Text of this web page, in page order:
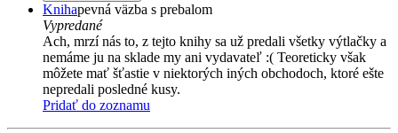
Knihapevná väzba s prebalom
Vypredané
Ach, mrzí nás to, z tejto knihy sa už predali všetky výtlačky a
nemáme ju na sklade my ani vydavateľ :( Teoreticky však
môžete mať šťastie v niektorých iných obchodoch, ktoré ešte
nepredali posledné kusy.
Pridať do zoznamu